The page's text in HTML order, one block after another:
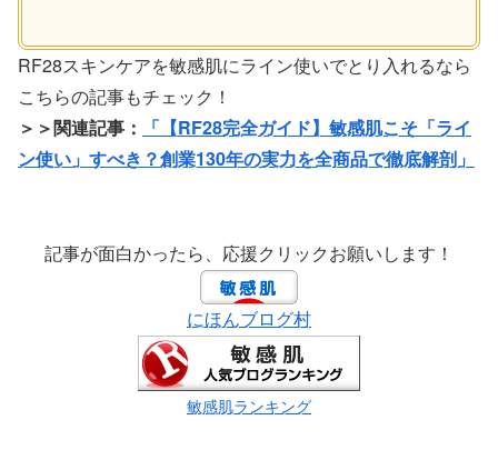
RF28スキンケアを敏感肌にライン使いでとり入れるなら
こちらの記事もチェック！
＞＞関連記事：
「【RF28完全ガイド】敏感肌こそ「ライ
ン使い」すべき？創業130年の実力を全商品で徹底解剖」
記事が面白かったら、応援クリックお願いします！
にほんブログ村
敏感肌ランキング